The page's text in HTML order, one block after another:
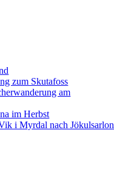
zum Skutafoss
am
im Herbst
i Myrdal nach Jökulsarlon